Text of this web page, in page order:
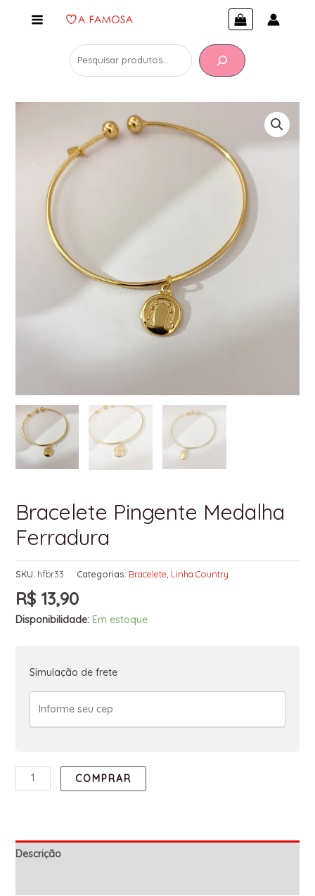
Bracelete Pingente Medalha
Ferradura
SKU: hfbr33 Categorias: Bracelete Linha Country
R$13,90
Disponibilidade: Em estoque
Simulação de frete
COMPRAR
Descrição